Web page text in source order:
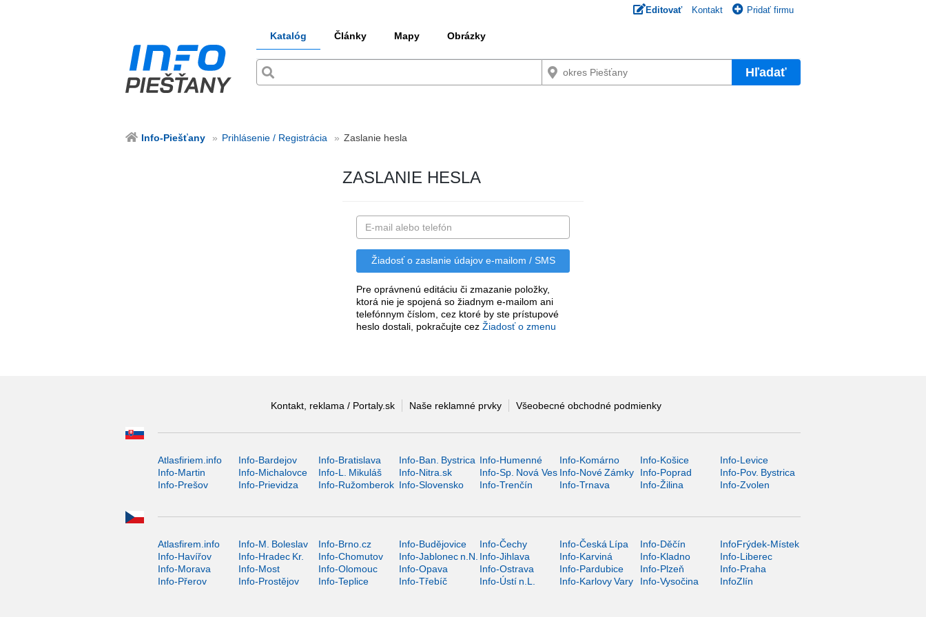
Editovať Kontakt Pridať firmu
Katalóg Články Mapy Obrázky
Hľadať
Info-Piešťany Prihlásenie / Registrácia Zaslanie hesla
ZASLANIE HESLA
Pre oprávnenú editáciu či zmazanie položky,
ktorá nie je spojená so žiadnym e-mailom ani
telefónnym číslom, cez ktoré by ste prístupové
heslo dostali, pokračujte cez Žiadosť o zmenu
Kontakt, reklama / Portaly.sk Naše reklamné prvky Všeobecné obchodné podmienky
Atlasfiriem.info Info-Bardejov Info-Bratislava Info-Ban. Bystrica Info-Humenné Info-Komárno Info-Košice
Info-Levice
Info-Martin
Info-Michalovce Info-L. Mikuláš Info-Nitra.sk Info-Sp. Nová Ves Info-Nové Zámky Info-Poprad
Info-Pov. Bystrica
Info-Prešov
Info-Prievidza Info-Ružomberok Info-Slovensko Info-Trenčín Info-Trnava Info-Žilina Info-Zvolen
Atlasfirem.info Info-M. Boleslav Info-Brno.cz Info-Budějovice Info-Čechy Info-Česká Lípa Info-Děčín
InfoFrýdek-Místek
Info-Havířov
Info-Hradec Kr. Info-Chomutov Info-Jablonec n.N. Info-Jihlava Info-Karviná Info-Kladno
Info-Liberec
Info-Morava
Info-Most Info-Olomouc Info-Opava Info-Ostrava Info-Pardubice Info-Plzeň
Info-Praha
Info-Přerov
Info-Prostějov Info-Teplice Info-Třebíč Info-Ústí n.L. Info-Karlovy Vary Info-Vysočina InfoZlín